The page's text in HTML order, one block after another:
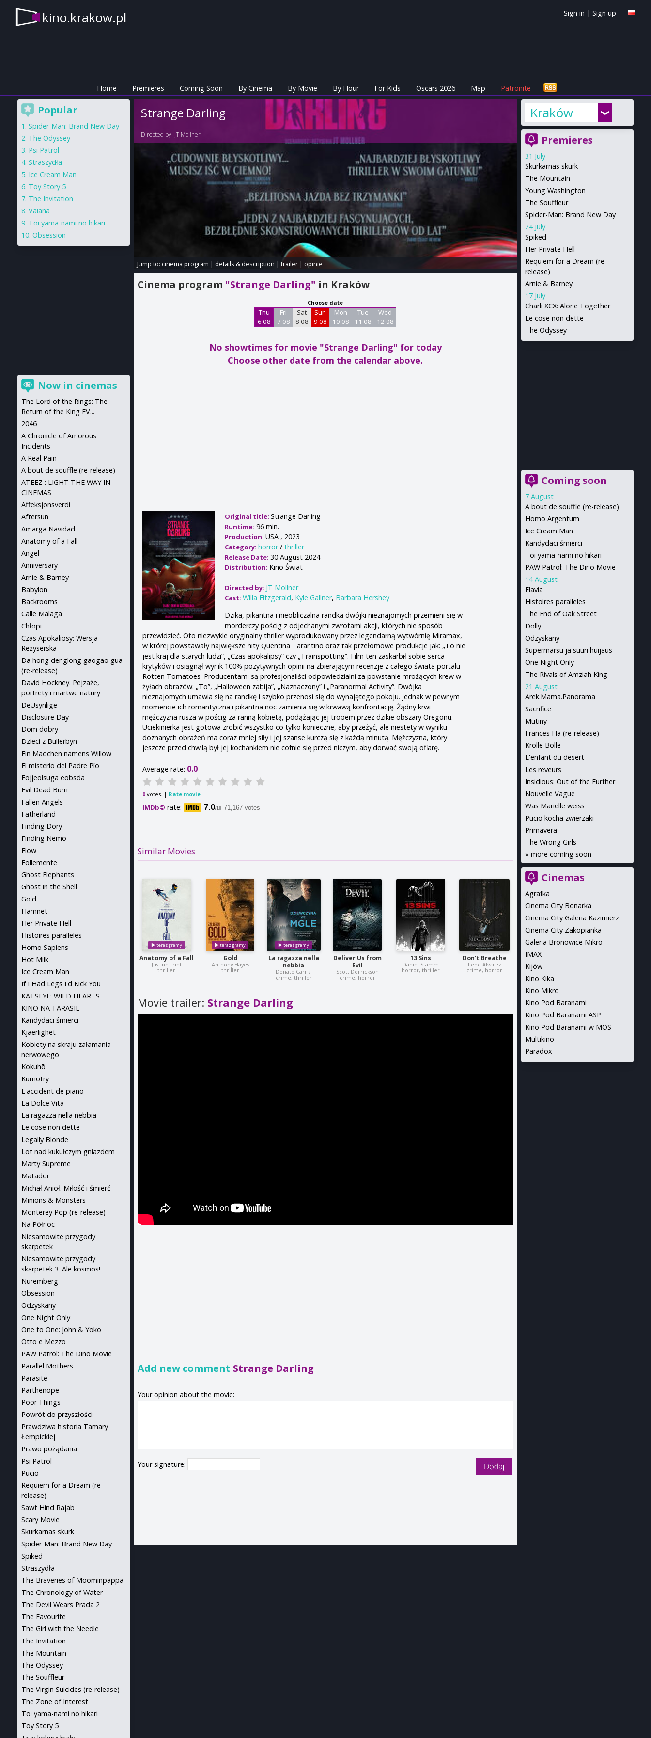
kino.krakow.pl Sign in | Sign up
Home Premieres Coming Soon By Cinema By Movie By Hour For Kids Oscars 2026 Map Patronite
Strange Darling
Directed by: JT Mollner
Jump to: cinema program | details & description | trailer| opinie
Cinema program "Strange Darling" in Kraków
Choose date
Thu
6 08
Fri
7 08
Sat
8 08
Sun
9 08
Mon
10 08
Tue
11 08
Wed
12 08
No showtimes for movie "Strange Darling" for today
Choose other date from the calendar above.
Original title:Strange Darling
Runtime: 96 min.
Production:USA , 2023
Category:horror/thriller
Release Date:30 August 2024
Distribution: Kino Świat
Directed by: JT Mollner
Cast:Willa Fitzgerald, Kyle Gallner, Barbara Hershey
Dzika, pikantna i nieobliczalna randka dwójki nieznajomych przemieni się w
morderczy pościg z odjechanymi zwrotami akcji, których nie sposób
przewidzieć. Oto niezwykle oryginalny thriller wyprodukowany przez legendarną wytwórnię Miramax,
w której powstawały największe hity Quentina Tarantino oraz tak przełomowe produkcje jak: „To nie
jest kraj dla starych ludzi”, „Czas apokalipsy” czy „Trainspotting”. Film ten zaskarbił sobie serca
krytyków i osiągnął wynik 100% pozytywnych opinii na zbierającym recenzje z całego świata portalu
Rotten Tomatoes. Producentami są profesjonaliści odpowiedzialni za powstanie mrożących krew w
żyłach obrazów: „To”, „Halloween zabija”, „Naznaczony” i „Paranormal Activity”. Dwójka
nieznajomych umawia się na randkę i szybko przenosi się do wynajętego pokoju. Jednak w pewnym
momencie ich romantyczna i pikantna noc zamienia się w krwawą konfrontację. Żądny krwi
mężczyzna rusza w pościg za ranną kobietą, podążając jej tropem przez dzikie obszary Oregonu.
Uciekinierka jest gotowa zrobić wszystko co tylko konieczne, aby przeżyć, ale niestety w wyniku
doznanych obrażeń ma coraz mniej siły i jej szanse kurczą się z każdą minutą. Mężczyzna, który
jeszcze przed chwilą był jej kochankiem nie cofnie się przed niczym, aby dorwać swoją ofiarę.
Average rate: 0.0
0votes. | Rate movie
IMDb© rate: 7.0/10 71,167 votes
Similar Movies
Anatomy of a Fall
Justine Triet
thriller
Gold
Anthony Hayes
thriller
La ragazza nella
nebbia
Donato Carrisi
crime, thriller
Deliver Us from
Evil
Scott Derrickson
crime, horror
13 Sins
Daniel Stamm
horror, thriller
Don't Breathe
Fede Alvarez
crime, horror
Movie trailer: Strange Darling
Add new comment Strange Darling
Your opinion about the movie:
Your signature:
Kraków
Premieres
31 July
Skurkarnas skurk
The Mountain
Young Washington
The Souffleur
Spider-Man: Brand New Day
24 July
Spiked
Her Private Hell
Requiem for a Dream (re-
release)
Arnie & Barney
17 July
Charli XCX: Alone Together
Le cose non dette
The Odyssey
Coming soon
7 August
A bout de souffle (re-release)
Homo Argentum
Ice Cream Man
Kandydaci śmierci
Toi yama-nami no hikari
PAW Patrol: The Dino Movie
14 August
Flavia
Histoires paralleles
The End of Oak Street
Dolly
Odzyskany
Supermarsu ja suuri huijaus
One Night Only
The Rivals of Amziah King
21 August
Arek.Mama.Panorama
Sacrifice
Mutiny
Frances Ha (re-release)
Krolle Bolle
L'enfant du desert
Les reveurs
Insidious: Out of the Further
Nouvelle Vague
Was Marielle weiss
Pucio kocha zwierzaki
Primavera
The Wrong Girls
» more coming soon
Cinemas
Agrafka
Cinema City Bonarka
Cinema City Galeria Kazimierz
Cinema City Zakopianka
Galeria Bronowice Mikro
IMAX
Kijów
Kino Kika
Kino Mikro
Kino Pod Baranami
Kino Pod Baranami ASP
Kino Pod Baranami w MOS
Multikino
Paradox
Popular
Spider-Man: Brand New Day
The Odyssey
Psi Patrol
Straszydła
Ice Cream Man
Toy Story 5
The Invitation
Vaiana
Toi yama-nami no hikari
Obsession
Now in cinemas
The Lord of the Rings: The
Return of the King EV...
2046
A Chronicle of Amorous
Incidents
A Real Pain
A bout de souffle (re-release)
ATEEZ : LIGHT THE WAY IN
CINEMAS
Affeksjonsverdi
Aftersun
Amarga Navidad
Anatomy of a Fall
Angel
Anniversary
Arnie & Barney
Babylon
Backrooms
Calle Malaga
Chłopi
Czas Apokalipsy: Wersja
Reżyserska
Da hong denglong gaogao gua
(re-release)
David Hockney. Pejzaże,
portrety i martwe natury
DeUsynlige
Disclosure Day
Dom dobry
Dzieci z Bullerbyn
Ein Madchen namens Willow
El misterio del Padre Pío
Eojjeolsuga eobsda
Evil Dead Burn
Fallen Angels
Fatherland
Finding Dory
Finding Nemo
Flow
Follemente
Ghost Elephants
Ghost in the Shell
Gold
Hamnet
Her Private Hell
Histoires paralleles
Homo Sapiens
Hot Milk
Ice Cream Man
If I Had Legs I'd Kick You
KATSEYE: WILD HEARTS
KINO NA TARASIE
Kandydaci śmierci
Kjaerlighet
Kobiety na skraju załamania
nerwowego
Kokuhō
Kumotry
L'accident de piano
La Dolce Vita
La ragazza nella nebbia
Le cose non dette
Legally Blonde
Lot nad kukułczym gniazdem
Marty Supreme
Matador
Michał Anioł. Miłość i śmierć
Minions & Monsters
Monterey Pop (re-release)
Na Północ
Niesamowite przygody
skarpetek
Niesamowite przygody
skarpetek 3. Ale kosmos!
Nuremberg
Obsession
Odzyskany
One Night Only
One to One: John & Yoko
Otto e Mezzo
PAW Patrol: The Dino Movie
Parallel Mothers
Parasite
Parthenope
Poor Things
Powrót do przyszłości
Prawdziwa historia Tamary
Łempickiej
Prawo pożądania
Psi Patrol
Pucio
Requiem for a Dream (re-
release)
Sawt Hind Rajab
Scary Movie
Skurkarnas skurk
Spider-Man: Brand New Day
Spiked
Straszydła
The Braveries of Moominpappa
The Chronology of Water
The Devil Wears Prada 2
The Favourite
The Girl with the Needle
The Invitation
The Mountain
The Odyssey
The Souffleur
The Virgin Suicides (re-release)
The Zone of Interest
Toi yama-nami no hikari
Toy Story 5